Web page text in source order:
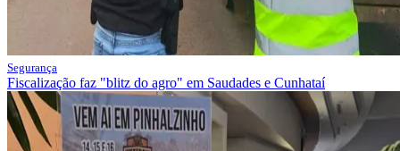
Segurança
Fiscalização faz "blitz do agro" em Saudades e Cunhataí